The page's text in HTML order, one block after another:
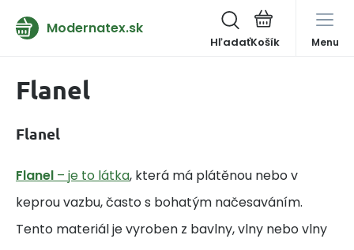
Modernatex.sk
Hľadať Menu
Flanel
Flanel
Flanel – je to látka, která má plátěnou nebo v
keprou vazbu, často s bohatým načesaváním.
Tento materiál je vyroben z bavlny, vlny nebo vlny